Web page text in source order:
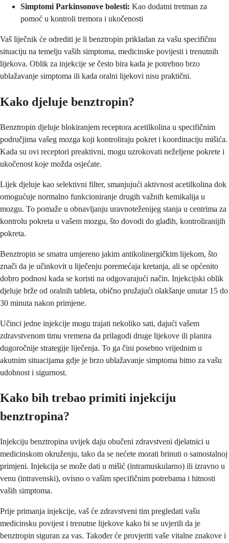
Simptomi Parkinsonove bolesti: Kao dodatni tretman za
pomoć u kontroli tremora i ukočenosti
Vaš liječnik će odrediti je li benztropin prikladan za vašu specifičnu
situaciju na temelju vaših simptoma, medicinske povijesti i trenutnih
lijekova. Oblik za injekcije se često bira kada je potrebno brzo
ublažavanje simptoma ili kada oralni lijekovi nisu praktični.
Kako djeluje benztropin?
Benztropin djeluje blokiranjem receptora acetilkolina u specifičnim
područjima vašeg mozga koji kontroliraju pokret i koordinaciju mišića.
Kada su ovi receptori preaktivni, mogu uzrokovati neželjene pokrete i
ukočenost koje možda osjećate.
Lijek djeluje kao selektivni filter, smanjujući aktivnost acetilkolina dok
omogućuje normalno funkcioniranje drugih važnih kemikalija u
mozgu. To pomaže u obnavljanju uravnoteženijeg stanja u centrima za
kontrolu pokreta u vašem mozgu, što dovodi do glađih, kontroliranijih
pokreta.
Benztropin se smatra umjereno jakim antikolinergičkim lijekom, što
znači da je učinkovit u liječenju poremećaja kretanja, ali se općenito
dobro podnosi kada se koristi na odgovarajući način. Injekcijski oblik
djeluje brže od oralnih tableta, obično pružajući olakšanje unutar 15 do
30 minuta nakon primjene.
Učinci jedne injekcije mogu trajati nekoliko sati, dajući vašem
zdravstvenom timu vremena da prilagodi druge lijekove ili planira
dugoročnije strategije liječenja. To ga čini posebno vrijednim u
akutnim situacijama gdje je brzo ublažavanje simptoma bitno za vašu
udobnost i sigurnost.
Kako bih trebao primiti injekciju
benztropina?
Injekciju benztropina uvijek daju obučeni zdravstveni djelatnici u
medicinskom okruženju, tako da se nećete morati brinuti o samostalnoj
primjeni. Injekcija se može dati u mišić (intramuskularno) ili izravno u
venu (intravenski), ovisno o vašim specifičnim potrebama i hitnosti
vaših simptoma.
Prije primanja injekcije, vaš će zdravstveni tim pregledati vašu
medicinsku povijest i trenutne lijekove kako bi se uvjerili da je
benztropin siguran za vas. Također će provjeriti vaše vitalne znakove i